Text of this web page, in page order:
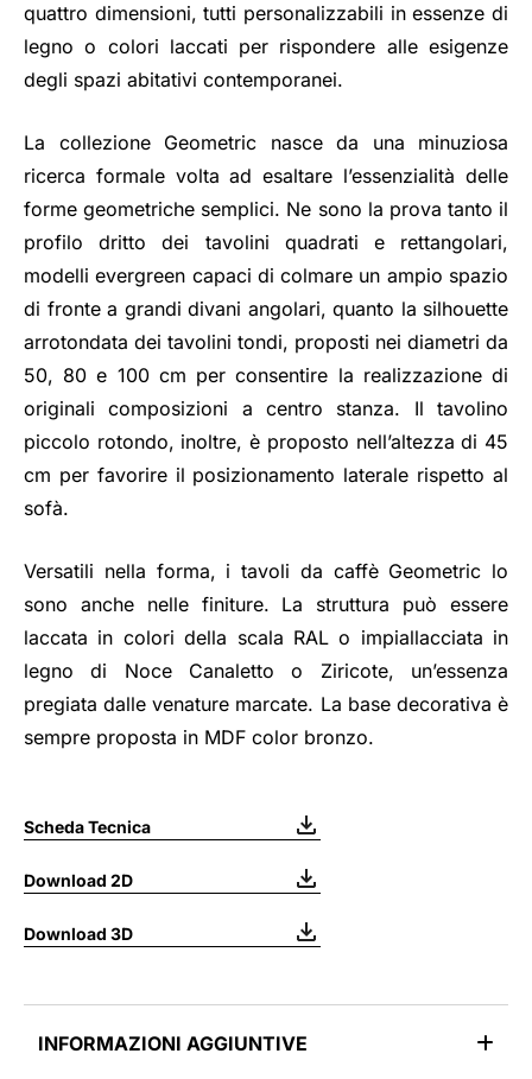
quattro dimensioni, tutti personalizzabili in essenze di
legno o colori laccati per rispondere alle esigenze
degli spazi abitativi contemporanei.
La collezione Geometric nasce da una minuziosa
ricerca formale volta ad esaltare l’essenzialità delle
forme geometriche semplici. Ne sono la prova tanto il
profilo dritto dei tavolini quadrati e rettangolari,
modelli evergreen capaci di colmare un ampio spazio
di fronte a grandi divani angolari, quanto la silhouette
arrotondata dei tavolini tondi, proposti nei diametri da
50, 80 e 100 cm per consentire la realizzazione di
originali composizioni a centro stanza. Il tavolino
piccolo rotondo, inoltre, è proposto nell’altezza di 45
cm per favorire il posizionamento laterale rispetto al
sofà.
Versatili nella forma, i tavoli da caffè Geometric lo
sono anche nelle finiture. La struttura può essere
laccata in colori della scala RAL o impiallacciata in
legno di Noce Canaletto o Ziricote, un’essenza
pregiata dalle venature marcate. La base decorativa è
sempre proposta in MDF color bronzo.
Scheda Tecnica
Download 2D
Download 3D
INFORMAZIONI AGGIUNTIVE